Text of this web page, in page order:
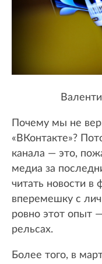
Почему мы не
«ВКонтакте»?
канала — это,
медиа за
читать новости
вперемешку с
ровно этот опыт
рельсах.
Более того, в